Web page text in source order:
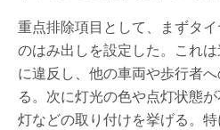
重点排除項目として、まずタ
のはみ出しを設定した。これ
に違反し、他の車両や歩行者
る。次に灯光の色や点灯状態
灯などの取り付けを挙げる。特